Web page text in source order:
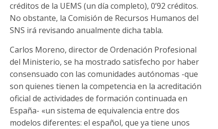
créditos de la UEMS (un día completo), 0’92 créditos.
No obstante, la Comisión de Recursos Humanos del
SNS irá revisando anualmente dicha tabla.
Carlos Moreno, director de Ordenación Profesional
del Ministerio, se ha mostrado satisfecho por haber
consensuado con las comunidades autónomas -que
son quienes tienen la competencia en la acreditación
oficial de actividades de formación continuada en
España- «un sistema de equivalencia entre dos
modelos diferentes: el español, que ya tiene unos